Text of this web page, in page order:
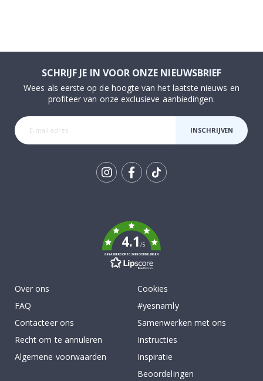
SCHRIJF JE IN VOOR ONZE NIEUWSBRIEF
Wees als eerste op de hoogte van het laatste nieuws en
profiteer van onze exclusieve aanbiedingen.
INSCHRIJVEN
4.1/5
GEBASEERD OP 1026 BEOORDELINGEN
Over ons
FAQ
Contacteer ons
Recht om te annuleren
Algemene voorwaarden
Cookies
#yesnamly
Samenwerken met ons
Instructies
Inspiratie
Beoordelingen